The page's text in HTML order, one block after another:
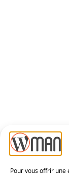
Pour vous offrir une